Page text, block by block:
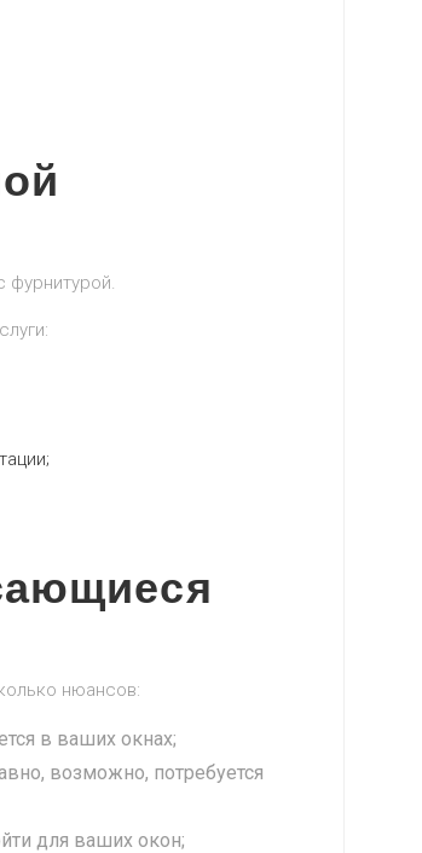
фурнитурой.
нюансов:
в ваших окнах;
возможно, потребуется
для ваших окон;